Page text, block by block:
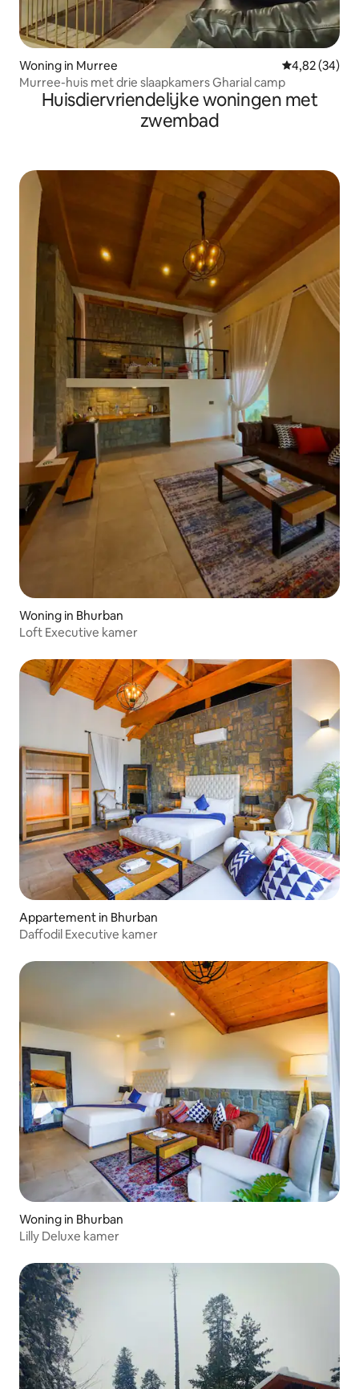
Woning in Murree Gemiddelde
4,82 (34)
Murree-huis met drie slaapkamers Gharial camp
Huisdiervriendelijke woningen met
zwembad
Woning in Bhurban
Loft Executive kamer
Appartement in Bhurban
Daffodil Executive kamer
Woning in Bhurban
Lilly Deluxe kamer